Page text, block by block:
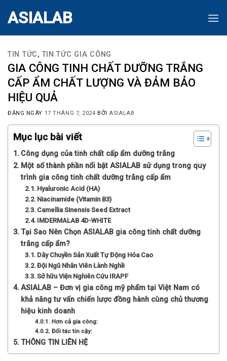
ASIALAB
TIN TỨC,TIN TỨC GIA CÔNG
GIA CÔNG TINH CHẤT DƯỠNG TRẮNG
CẤP ẨM CHẤT LƯỢNG VÀ ĐẢM BẢO
HIỆU QUẢ
ĐĂNG NGÀY 17 THÁNG 7, 2024 BỞIASIALAB
Mục lục bài viết
Công dụng của tinh chất cấp ẩm dưỡng trắng
Một số thành phần nổi bật ASIALAB sử dụng trong quy
trình gia công tinh chất dưỡng trắng cấp ẩm
Hyaluronic Acid (HA)
Niacinamide (Vitamin B3)
Camellia Sinensis Seed Extract
IMDERMALAB 4D-WHITE
Tại Sao Nên Chọn ASIALAB gia công tinh chất dưỡng
trắng cấp ẩm?
Dây Chuyền Sản Xuất Tự Động Hóa Cao
Đội Ngũ Nhân Viên Lành Nghề
Sở hữu Viện Nghiên Cứu IRAPF
ASIALAB – Đơn vị gia công mỹ phẩm tại Việt Nam có
khả năng tư vấn chiến lược đồng hành cùng chủ thương
hiệu kinh doanh
Hơn cả gia công:
Đối tác tin cậy:
THÔNG TIN LIÊN HỆ